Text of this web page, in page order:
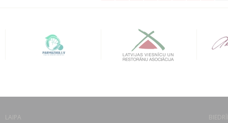
LAIPA